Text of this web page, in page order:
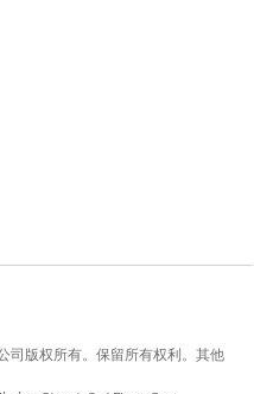
版权所有。保留所有权利。其他